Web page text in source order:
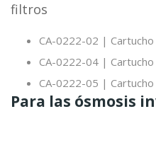
filtros
CA-0222-02 | Cartucho
CA-0222-04 | Cartucho
CA-0222-05 | Cartucho
Para las ósmosis